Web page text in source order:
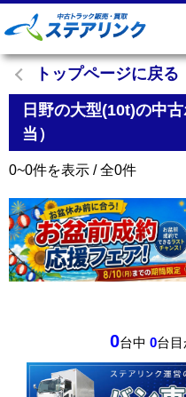
トップページに戻る
日野の大型(10t)の中
当）
0~0件を表示 / 全0件
0台中 0台目